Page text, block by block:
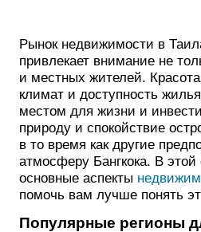
Рынок недвижимости в
привлекает внимание не
и местных жителей.
климат и доступность
местом для жизни и
природу и спокойствие
в то время как другие
атмосферу Бангкока. В
основные аспекты
помочь вам лучше понять
Популярные регионы